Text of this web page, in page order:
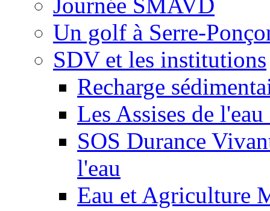
Journée SMAVD
Un golf à Serre-
SDV et les institutions
Recharge
Les Assises de
SOS Durance
l'eau
Eau et Agriculture